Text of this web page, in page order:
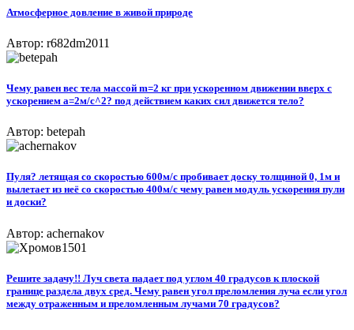
Атмосферное довление в живой природе
Автор: r682dm2011
Чему равен вес тела массой m=2 кг при ускоренном движении вверх с
ускорением а=2м/с^2? под действием каких сил движется тело?
Автор: betepah
Пуля? летящая со скоростью 600м/с пробивает доску толщиной 0, 1м и
вылетает из неё со скоростью 400м/с чему равен модуль ускорения пули
и доски?
Автор: achernakov
Решите задачу!! Луч света падает под углом 40 градусов к плоской
границе раздела двух сред. Чему равен угол преломления луча если угол
между отраженным и преломленным лучами 70 градусов?